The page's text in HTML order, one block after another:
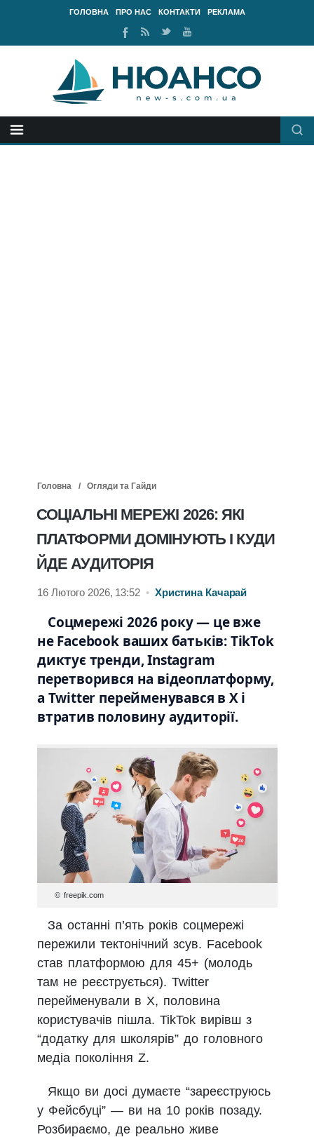
ГОЛОВНА ПРО НАС КОНТАКТИ РЕКЛАМА
Ми
у
RSS
стрічка
Ми
Наш
канал
Головна Огляди та Гайди
СОЦІАЛЬНІ МЕРЕЖІ 2026: ЯКІ
ПЛАТФОРМИ ДОМІНУЮТЬ І КУДИ
ЙДЕ АУДИТОРІЯ
16 Лютого 2026, 13:52 • Христина Качарай
Соцмережі 2026 року — це вже
не Facebook ваших батьків: TikTok
диктує тренди, Instagram
перетворився на відеоплатформу,
а Twitter перейменувався в X і
втратив половину аудиторії.
© freepik.com
За останні п’ять років соцмережі
пережили тектонічний зсув. Facebook
став платформою для 45+ (молодь
там не реєструється). Twitter
перейменували в X, половина
користувачів пішла. TikTok вирівш з
“додатку для школярів” до головного
медіа покоління Z.
Якщо ви досі думаєте “зареєструюсь
у Фейсбуці” — ви на 10 років позаду.
Розбираємо, де реально живе